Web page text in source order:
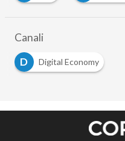
Canali
D
Digital Economy